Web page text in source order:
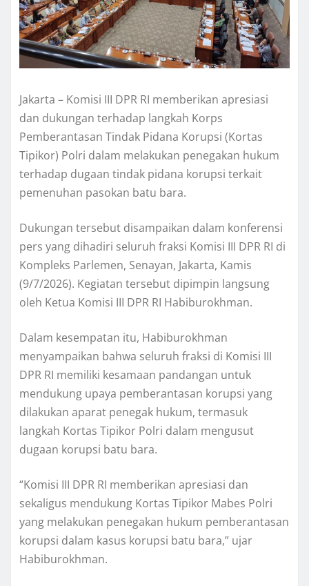
Jakarta – Komisi III DPR RI memberikan apresiasi
dan dukungan terhadap langkah Korps
Pemberantasan Tindak Pidana Korupsi (Kortas
Tipikor) Polri dalam melakukan penegakan hukum
terhadap dugaan tindak pidana korupsi terkait
pemenuhan pasokan batu bara.
Dukungan tersebut disampaikan dalam konferensi
pers yang dihadiri seluruh fraksi Komisi III DPR RI di
Kompleks Parlemen, Senayan, Jakarta, Kamis
(9/7/2026). Kegiatan tersebut dipimpin langsung
oleh Ketua Komisi III DPR RI Habiburokhman.
Dalam kesempatan itu, Habiburokhman
menyampaikan bahwa seluruh fraksi di Komisi III
DPR RI memiliki kesamaan pandangan untuk
mendukung upaya pemberantasan korupsi yang
dilakukan aparat penegak hukum, termasuk
langkah Kortas Tipikor Polri dalam mengusut
dugaan korupsi batu bara.
“Komisi III DPR RI memberikan apresiasi dan
sekaligus mendukung Kortas Tipikor Mabes Polri
yang melakukan penegakan hukum pemberantasan
korupsi dalam kasus korupsi batu bara,” ujar
Habiburokhman.